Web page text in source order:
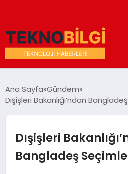
DÜNYA
EĞITIM
EKONOMI
Ana Sayfa Gündem
Dışişleri Bakanlığı’ndan
Dışişleri
Bangladeş